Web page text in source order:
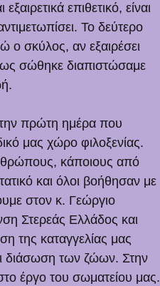
επιθετικό, είναι
Το δεύτερο
ο σκύλος, αν εξαιρέσει
σώθηκε διαπιστώσαμε
την πρώτη ημέρα που
μας χώρο φιλοξενίας.
κάποιους από
και όλοι βοήθησαν με
στον κ. Γεώργιο
Στερεάς Ελλάδος και
της καταγγελίας μας
διάσωση των ζώων. Στην
έργο του σωματείου μας.